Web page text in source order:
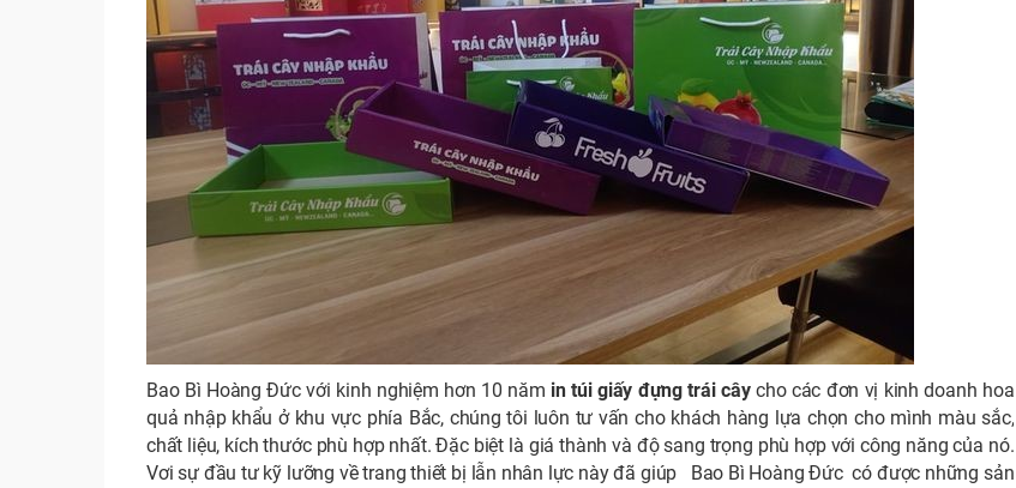
Bao Bì Hoàng Đức với kinh nghiệm hơn 10 năm in túi giấy đựng trái cây cho các đơn vị kinh doanh hoa
quả nhập khẩu ở khu vực phía Bắc, chúng tôi luôn tư vấn cho khách hàng lựa chọn cho mình màu sắc,
chất liệu, kích thước phù hợp nhất. Đặc biệt là giá thành và độ sang trọng phù hợp với công năng của nó.
Vơi sự đầu tư kỹ lưỡng về trang thiết bị lẫn nhân lực này đã giúp Bao Bì Hoàng Đức có được những sản